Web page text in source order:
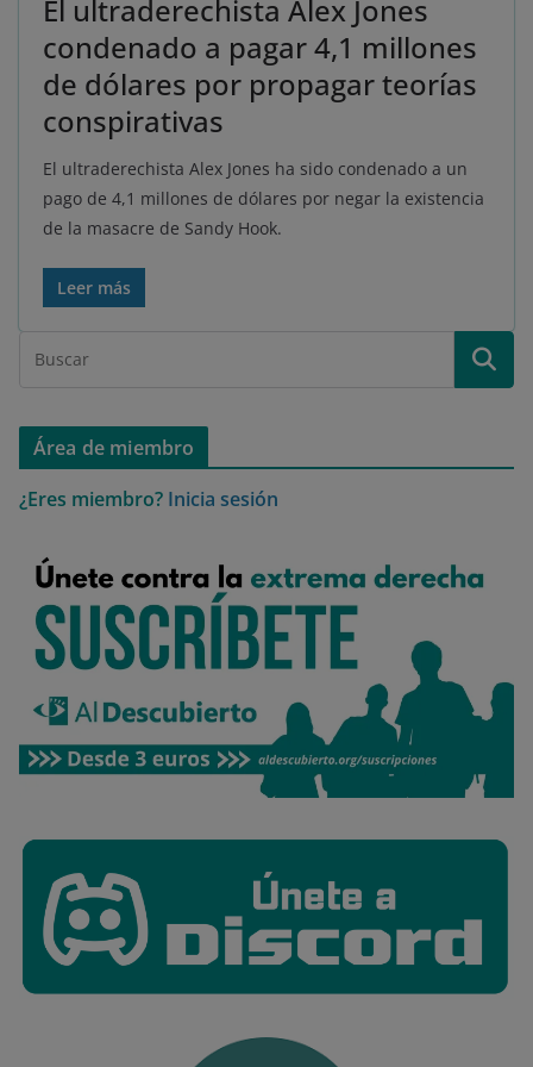
El ultraderechista Alex Jones
condenado a pagar 4,1 millones
de dólares por propagar teorías
conspirativas
El ultraderechista Alex Jones ha sido condenado a un
pago de 4,1 millones de dólares por negar la existencia
de la masacre de Sandy Hook.
Leer más
Área de miembro
¿Eres miembro? Inicia sesión